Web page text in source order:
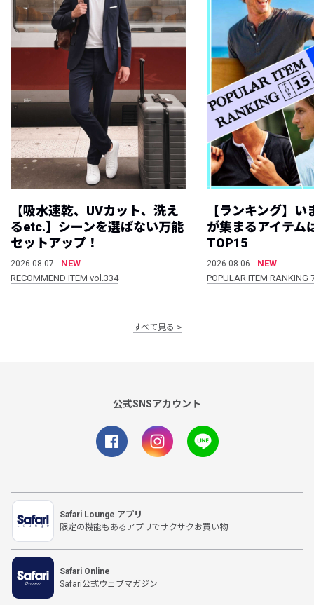
【吸水速乾、UVカット、洗え
るetc.】シーンを選ばない万能
セットアップ！
2026.08.07
NEW
RECOMMEND ITEM vol.334
【ランキング】
が集まるアイテム
TOP15
2026.08.06
NEW
POPULAR ITEM
すべて見る
公式SNSアカウント
Safari Lounge アプリ
限定の機能もあるアプリでサクサクお買い物
Safari Online
Safari公式ウェブマガジン